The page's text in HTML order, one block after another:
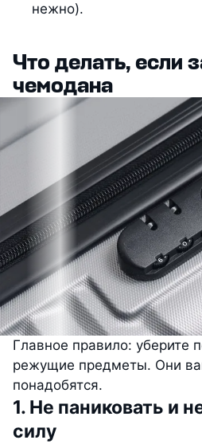
нежно).
Что делать, если
чемодана
Главное правило:
режущие предметы. Они
понадобятся.
1. Не паниковать и
силу